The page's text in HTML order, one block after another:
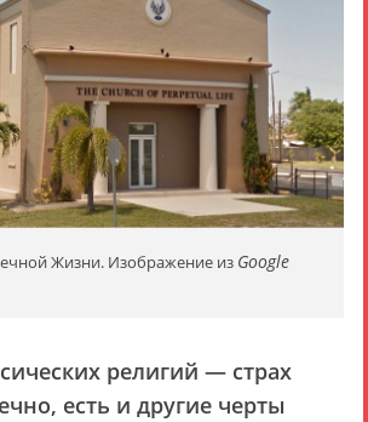
Жизни. Изображение из Google
религий — страх
есть и другие черты